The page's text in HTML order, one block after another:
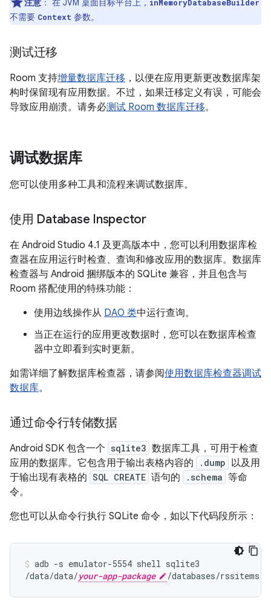
注意 ： 在 JVM 桌面目标平台上， inMemoryDatabaseBuilder
不需要 Context 参数。
测试迁移
Room 支持增量数据库迁移 ，以便在应用更新更改数据库架
构时保留现有应用数据。不过，如果迁移定义有误，可能会
导致应用崩溃。请务必测试 Room 数据库迁移。
调试数据库
您可以使用多种工具和流程来调试数据库。
使用 Database Inspector
在 Android Studio 4.1 及更高版本中，您可以利用数据库检
查器在应用运行时检查、查询和修改应用的数据库。数据库
检查器与 Android 捆绑版本的 SQLite 兼容，并且包含与
Room 搭配使用的特殊功能：
使用边线操作从 DAO 类中运行查询。
当正在运行的应用更改数据时，您可以在数据库检查
器中立即看到实时更新。
如需详细了解数据库检查器，请参阅使用数据库检查器调试
数据库。
通过命令行转储数据
Android SDK 包含一个 sqlite3 数据库工具，可用于检查
应用的数据库。它包含用于输出表格内容的
.dump 以及用
于输出现有表格的 SQL CREATE 语句的 .schema 等命
令。
您也可以从命令行执行 SQLite 命令，如以下代码段所示：
adb -s emulator-5554 shell sqlite3
/data/data/your-app-package /databases/